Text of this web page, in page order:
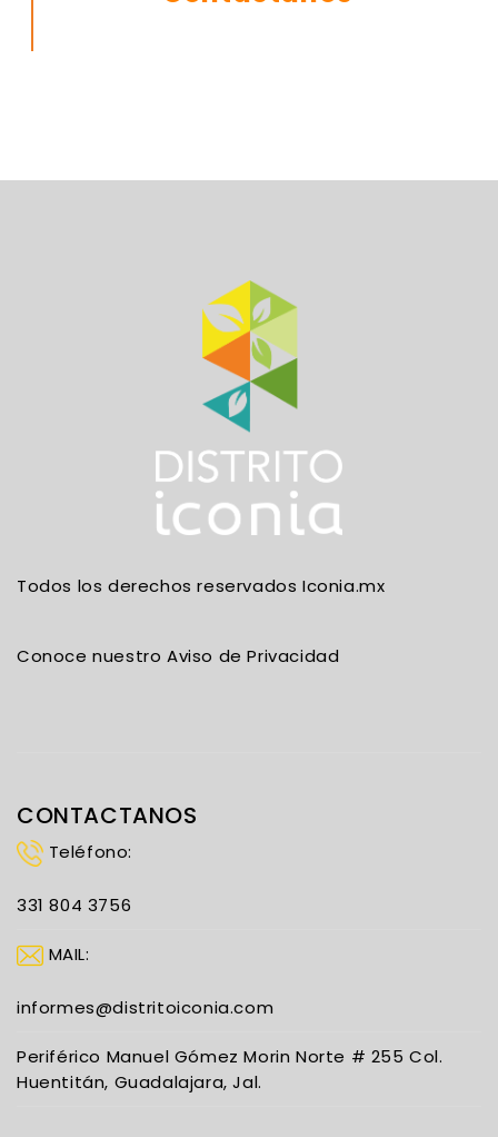
Todos los derechos reservados Iconia.mx
Conoce nuestro Aviso de Privacidad
CONTACTANOS
Teléfono:
331 804 3756
MAIL:
informes@distritoiconia.com
Periférico Manuel Gómez Morin Norte # 255 Col.
Huentitán, Guadalajara, Jal.